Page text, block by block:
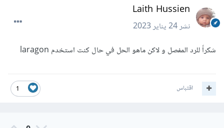
Laith Hussien
نشر24 يناير 2023
شكراً للرد المفصل و لاكن ماهو الحل في حال كنت استخدم laragon
1 اقتباس